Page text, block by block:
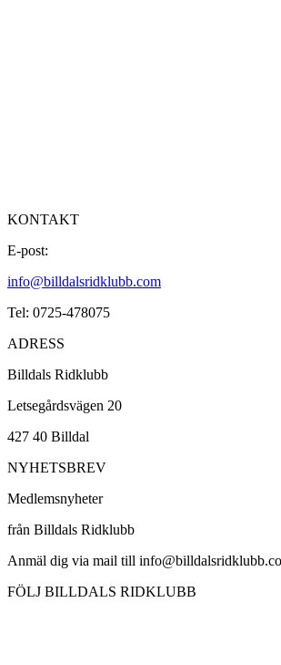
KONTAKT
E-post:
info@billdalsridklubb.com
Tel: 0725-478075
ADRESS
Billdals Ridklubb
Letsegårdsvägen 20
427 40 Billdal
NYHETSBREV
Medlemsnyheter
från Billdals Ridklubb
Anmäl dig via mail till
FÖLJ BILLDALS RIDKLUBB